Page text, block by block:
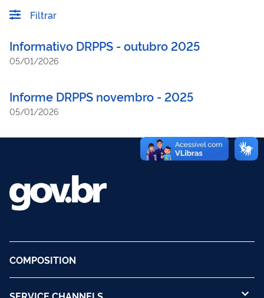
Filtrar
Informativo DRPPS - outubro 2025
05/01/2026
Informe DRPPS novembro - 2025
05/01/2026
COMPOSITION